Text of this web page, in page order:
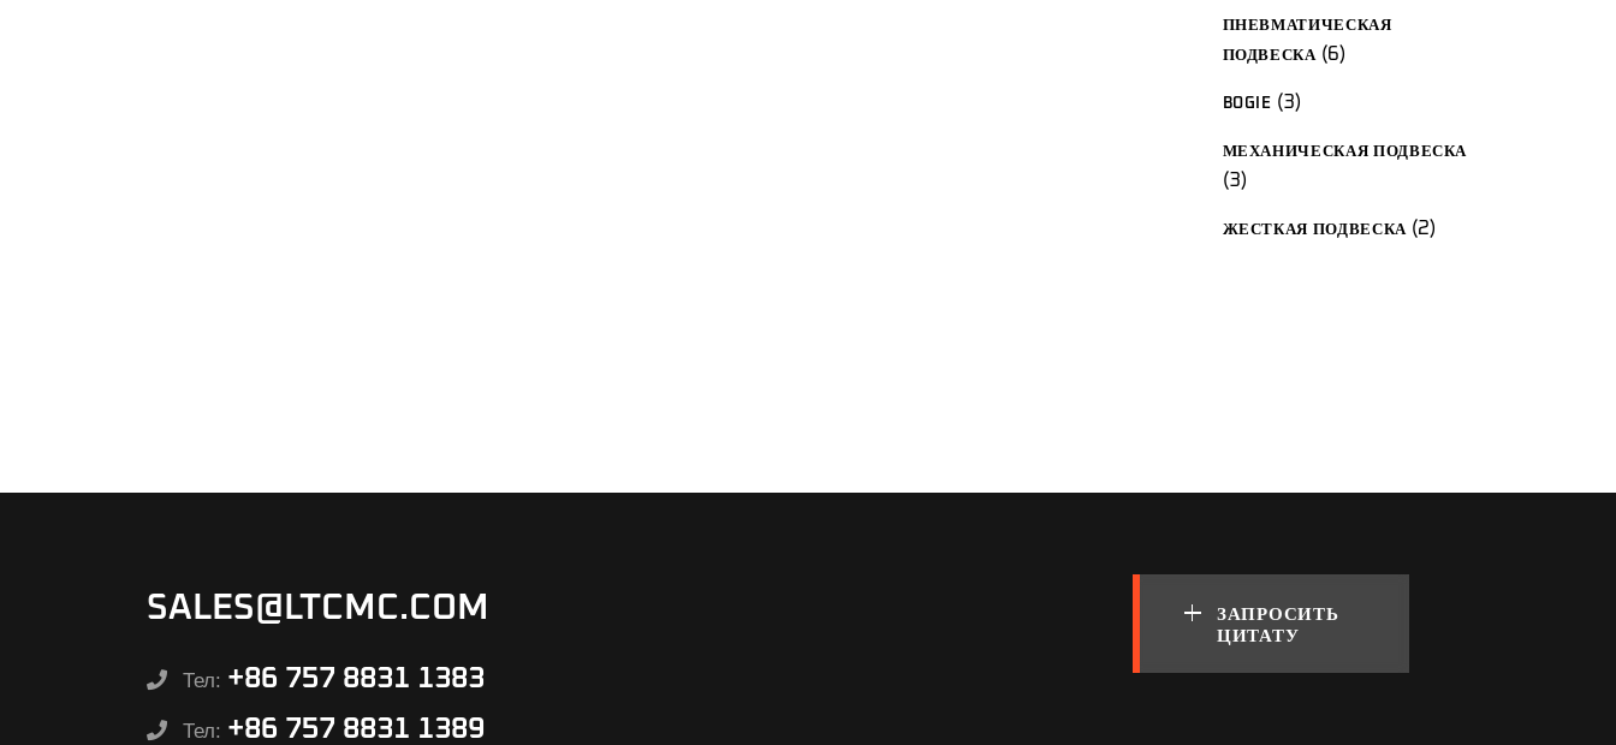
ПНЕВМАТИЧЕСКАЯ
ПОДВЕСКА
66
товаров
BOGIE 33
продукта
МЕХАНИЧЕСКАЯ ПОДВЕСКА
33
изделия
ЖЕСТКАЯ ПОДВЕСКА 22
изделия
SALES@LTCMC.COM
Тел: +86 757 8831 1383
Тел: +86 757 8831 1389
ЗАПРОСИТЬ
ЦИТАТУ